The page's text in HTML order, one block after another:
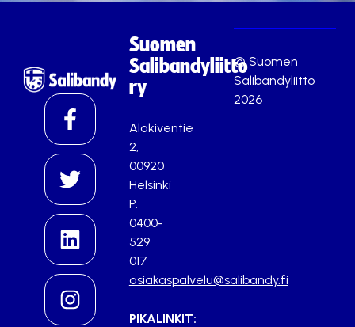
Suomen
Salibandyliitto
ry
Alakiventie
2,
00920
Helsinki
P.
0400-
529
017
asiakaspalvelu@salibandy.fi
PIKALINKIT:
© Suomen
Salibandyliitto
2026